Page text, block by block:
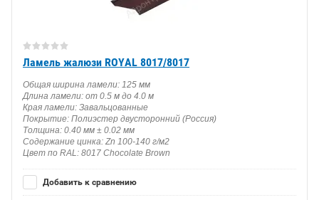
Ламель жалюзи ROYAL 8017/8017
Общая ширина ламели: 125 мм
Длина ламели: от 0.5 м до 4.0 м
Края ламели: Завальцованные
Покрытие: Полиэстер двусторонний (Россия)
Толщина: 0.40 мм ± 0.02 мм
Содержание цинка: Zn 100-140 г/м2
Цвет по RAL: 8017 Chocolate Brown
Добавить к сравнению